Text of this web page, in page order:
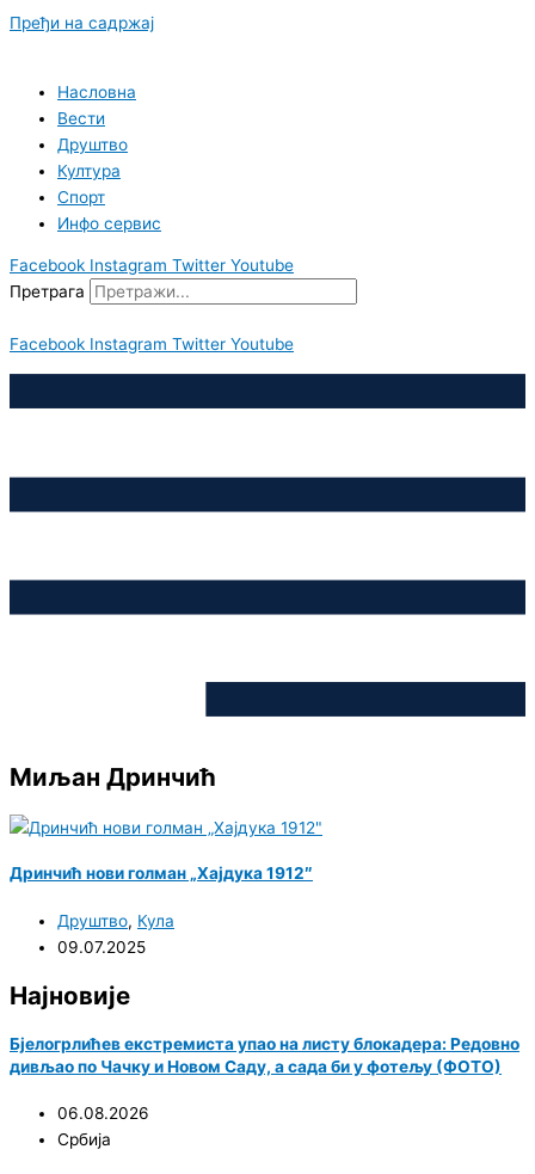
Пређи на садржај
Насловна
Вести
Друштво
Култура
Спорт
Инфо сервис
Facebook Instagram Twitter Youtube
Претрага
Facebook Instagram Twitter Youtube
Миљан Дринчић
Дринчић нови голман „Хајдука 1912″
Друштво, Кула
09.07.2025
Најновије
Бјелогрлићев екстремиста упао на листу блокадера: Редовно
дивљао по Чачку и Новом Саду, а сада би у фотељу (ФОТО)
06.08.2026
Србија